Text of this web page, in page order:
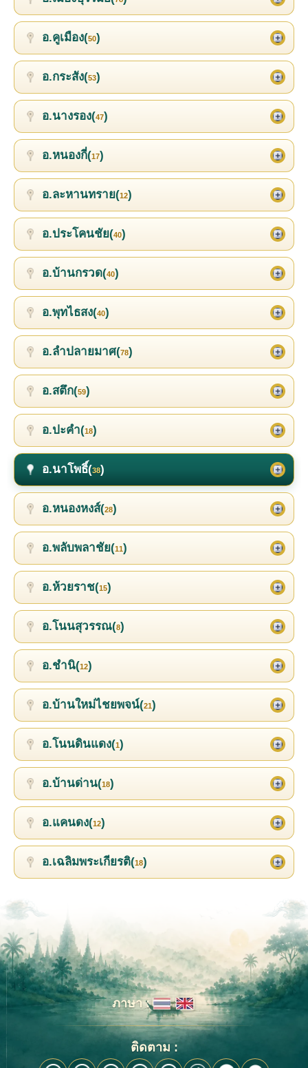
อ.คูเมือง(50)
อ.กระสัง(53)
อ.นางรอง(47)
อ.หนองกี่(17)
อ.ละหานทราย(12)
อ.ประโคนชัย(40)
อ.บ้านกรวด(40)
อ.พุทไธสง(40)
อ.ลำปลายมาศ(78)
อ.สตึก(59)
อ.ปะคำ(18)
อ.นาโพธิ์(38)
อ.หนองหงส์(28)
อ.พลับพลาชัย(11)
อ.ห้วยราช(15)
อ.โนนสุวรรณ(8)
อ.ชำนิ(12)
อ.บ้านใหม่ไชยพจน์(21)
อ.โนนดินแดง(1)
อ.บ้านด่าน(18)
อ.แคนดง(12)
อ.เฉลิมพระเกียรติ(18)
ภาษา :
ติดตาม :